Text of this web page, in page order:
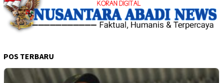
POS TERBARU